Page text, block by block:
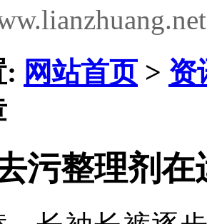
: 网站首页> 资
污整理剂